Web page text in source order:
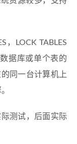
，LOCK TABLES
据库或单个表的
同一台计算机上
测试，后面实际